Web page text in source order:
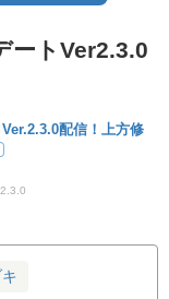
ートVer2.3.0
配信！上方修